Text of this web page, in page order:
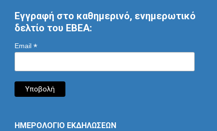
Εγγραφή στο καθημερινό, ενημερωτικό
δελτίο του ΕΒΕΑ:
Email *
ΗΜΕΡΟΛΟΓΙΟ ΕΚΔΗΛΩΣΕΩΝ